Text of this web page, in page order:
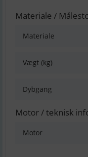
Materiale /
Materiale
Vægt (kg)
Dybgang
Motor / teknisk
Motor